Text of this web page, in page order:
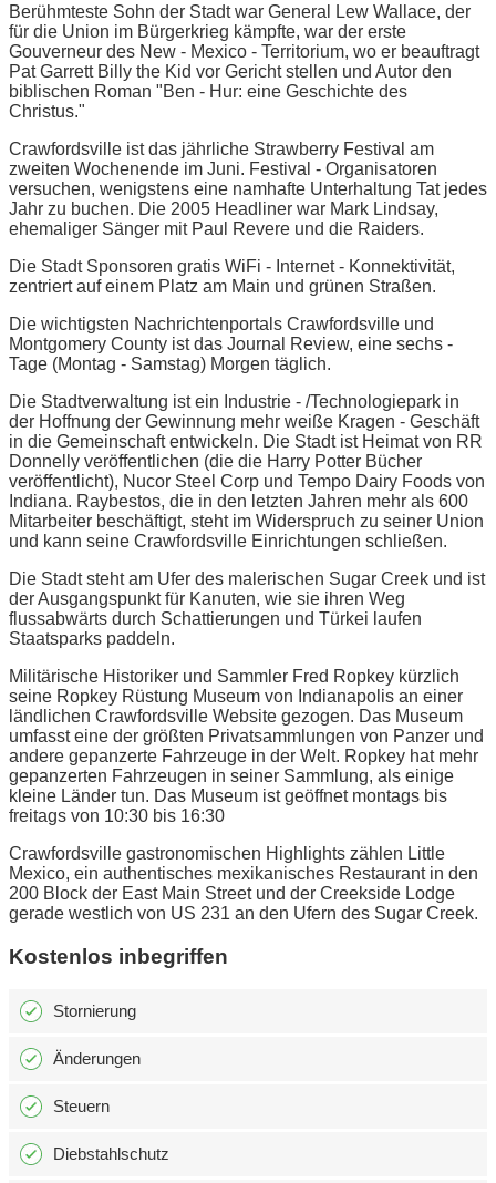
Berühmteste Sohn der Stadt war General Lew Wallace, der
für die Union im Bürgerkrieg kämpfte, war der erste
Gouverneur des New - Mexico - Territorium, wo er beauftragt
Pat Garrett Billy the Kid vor Gericht stellen und Autor den
biblischen Roman "Ben - Hur: eine Geschichte des
Christus."
Crawfordsville ist das jährliche Strawberry Festival am
zweiten Wochenende im Juni. Festival - Organisatoren
versuchen, wenigstens eine namhafte Unterhaltung Tat jedes
Jahr zu buchen. Die 2005 Headliner war Mark Lindsay,
ehemaliger Sänger mit Paul Revere und die Raiders.
Die Stadt Sponsoren gratis WiFi - Internet - Konnektivität,
zentriert auf einem Platz am Main und grünen Straßen.
Die wichtigsten Nachrichtenportals Crawfordsville und
Montgomery County ist das Journal Review, eine sechs -
Tage (Montag - Samstag) Morgen täglich.
Die Stadtverwaltung ist ein Industrie - /Technologiepark in
der Hoffnung der Gewinnung mehr weiße Kragen - Geschäft
in die Gemeinschaft entwickeln. Die Stadt ist Heimat von RR
Donnelly veröffentlichen (die die Harry Potter Bücher
veröffentlicht), Nucor Steel Corp und Tempo Dairy Foods von
Indiana. Raybestos, die in den letzten Jahren mehr als 600
Mitarbeiter beschäftigt, steht im Widerspruch zu seiner Union
und kann seine Crawfordsville Einrichtungen schließen.
Die Stadt steht am Ufer des malerischen Sugar Creek und ist
der Ausgangspunkt für Kanuten, wie sie ihren Weg
flussabwärts durch Schattierungen und Türkei laufen
Staatsparks paddeln.
Militärische Historiker und Sammler Fred Ropkey kürzlich
seine Ropkey Rüstung Museum von Indianapolis an einer
ländlichen Crawfordsville Website gezogen. Das Museum
umfasst eine der größten Privatsammlungen von Panzer und
andere gepanzerte Fahrzeuge in der Welt. Ropkey hat mehr
gepanzerten Fahrzeugen in seiner Sammlung, als einige
kleine Länder tun. Das Museum ist geöffnet montags bis
freitags von 10:30 bis 16:30
Crawfordsville gastronomischen Highlights zählen Little
Mexico, ein authentisches mexikanisches Restaurant in den
200 Block der East Main Street und der Creekside Lodge
gerade westlich von US 231 an den Ufern des Sugar Creek.
Kostenlos inbegriffen
Stornierung
Änderungen
Steuern
Diebstahlschutz